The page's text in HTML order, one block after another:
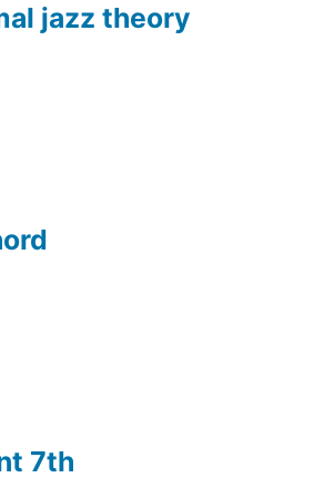
jazz theory
7th